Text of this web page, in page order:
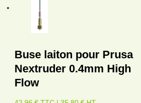
Buse laiton pour Prusa
Nextruder 0.4mm High
Flow